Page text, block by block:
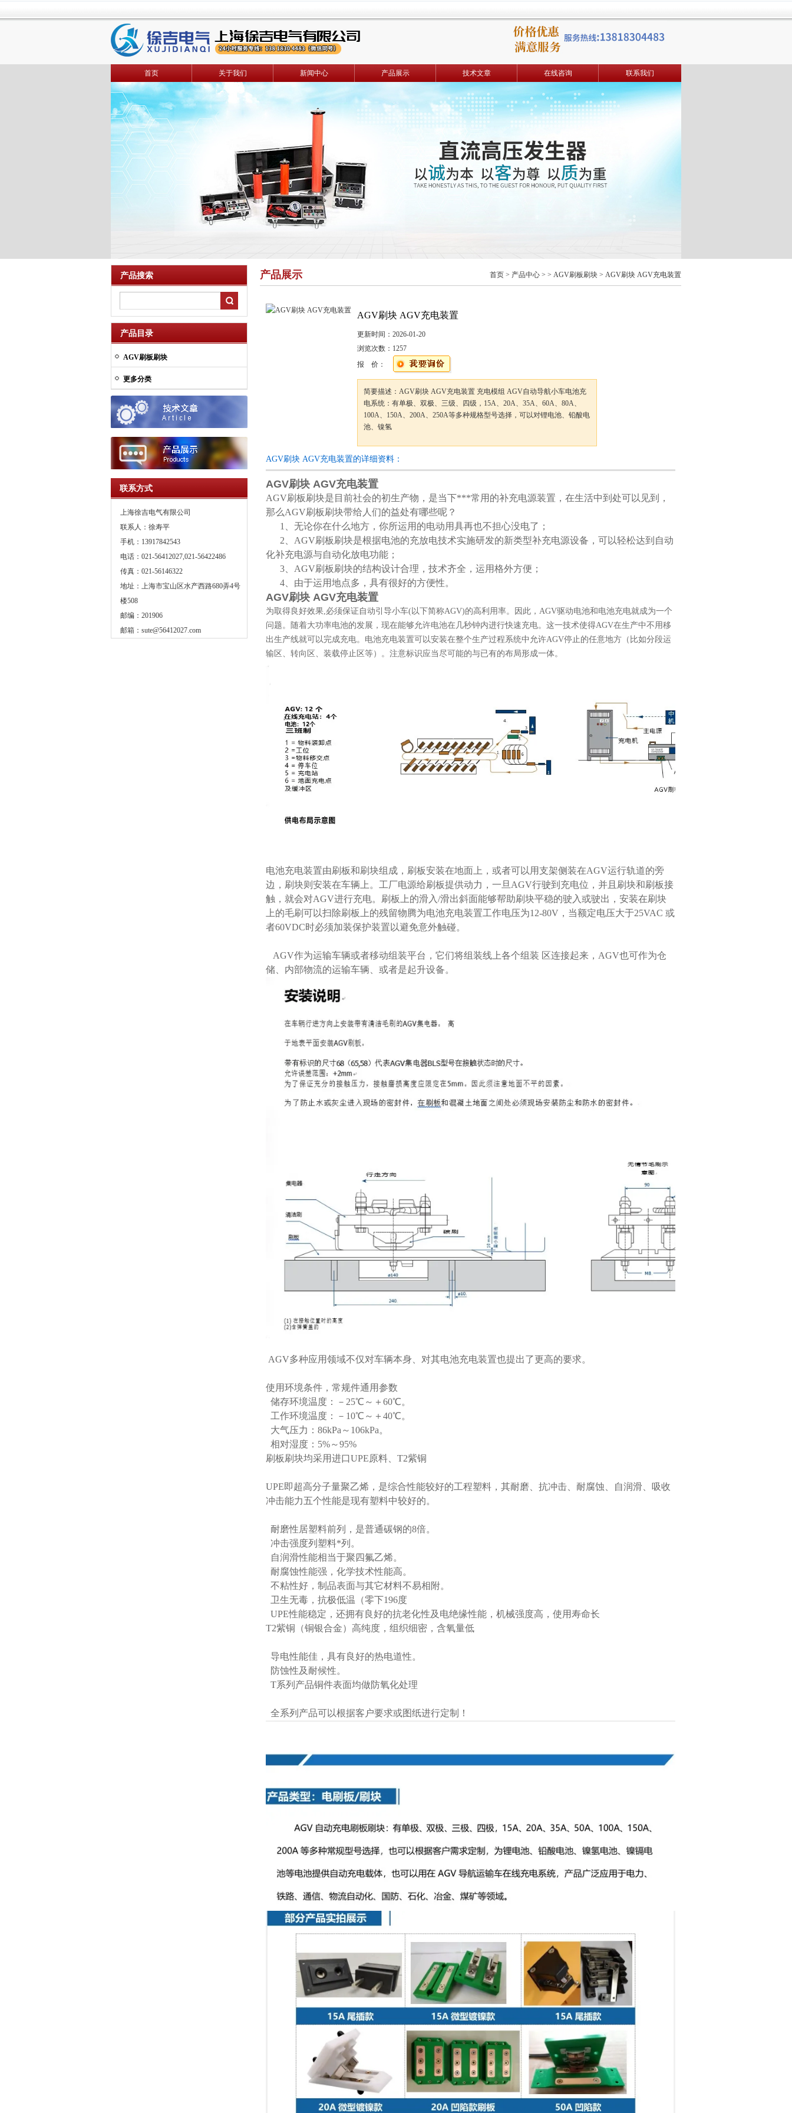
首页 关于我们 新闻中心 产品展示 技术文章 在线咨询 联系我们
产品搜索
产品目录
AGV刷板刷块
更多分类
联系方式
上海徐吉电气有限公司
联系人：徐寿平
手机：13917842543
电话：021-56412027,021-56422486
传真：021-56146322
地址：上海市宝山区水产西路680弄4号
楼508
邮编：201906
邮箱： sute@56412027.com
产品展示 首页 > 产品中心 > > AGV刷板刷块 > AGV刷块 AGV充电装置
AGV刷块 AGV充电装置
更新时间： 2026-01-20
浏览次数： 1257
报 价：
简要描述：AGV刷块 AGV充电装置 充电模组 AGV自动导航小车电池充
电系统：有单极、双极、三级、四级，15A、20A、35A、60A、80A、
100A、150A、200A、250A等多种规格型号选择，可以对锂电池、铅酸电
池、镍氢
AGV刷块 AGV充电装置的详细资料：
AGV刷块 AGV充电装置
AGV刷板刷块是目前社会的初生产物，是当下***常用的补充电源装置，在生活中到处可以见到，
那么AGV刷板刷块带给人们的益处有哪些呢？
1、无论你在什么地方，你所运用的电动用具再也不担心没电了；
2、AGV刷板刷块是根据电池的充放电技术实施研发的新类型补充电源设备，可以轻松达到自动
化补充电源与自动化放电功能；
3、AGV刷板刷块的结构设计合理，技术齐全，运用格外方便；
4、由于运用地点多，具有很好的方便性。
AGV刷块 AGV充电装置
为取得良好效果,必须保证自动引导小车(以下简称AGV)的高利用率。因此，AGV驱动电池和电池充电就成为一个
问题。随着大功率电池的发展，现在能够允许电池在几秒钟内进行快速充电。这一技术使得AGV在生产中不用移
出生产线就可以完成充电。电池充电装置可以安装在整个生产过程系统中允许AGV停止的任意地方（比如分段运
输区、转向区、装载停止区等）。注意标识应当尽可能的与已有的布局形成一体。
电池充电装置由刷板和刷块组成，刷板安装在地面上，或者可以用支架侧装在AGV运行轨道的旁
边，刷块则安装在车辆上。工厂电源给刷板提供动力，一旦AGV行驶到充电位，并且刷块和刷板接
触，就会对AGV进行充电。刷板上的滑入/滑出斜面能够帮助刷块平稳的驶入或驶出，安装在刷块
上的毛刷可以扫除刷板上的残留物腾为电池充电装置工作电压为12-80V，当额定电压大于25VAC 或
者60VDC时必须加装保护装置以避免意外触碰。
AGV作为运输车辆或者移动组装平台，它们将组装线上各个组装 区连接起来，AGV也可作为仓
储、内部物流的运输车辆、或者是起升设备。
AGV多种应用领域不仅对车辆本身、对其电池充电装置也提出了更高的要求。
使用环境条件，常规件通用参数
储存环境温度：－25℃～＋60℃。
工作环境温度：－10℃～＋40℃。
大气压力：86kPa～106kPa。
相对湿度：5%～95%
刷板刷块均采用进口UPE原料、T2紫铜
UPE即超高分子量聚乙烯，是综合性能较好的工程塑料，其耐磨、抗冲击、耐腐蚀、自润滑、吸收
冲击能力五个性能是现有塑料中较好的。
耐磨性居塑料前列，是普通碳钢的8倍。
冲击强度列塑料*列。
自润滑性能相当于聚四氟乙烯。
耐腐蚀性能强，化学技术性能高。
不粘性好，制品表面与其它材料不易相附。
卫生无毒，抗极低温（零下196度
UPE性能稳定，还拥有良好的抗老化性及电绝缘性能，机械强度高，使用寿命长
T2紫铜（铜银合金）高纯度，组织细密，含氧量低
导电性能佳，具有良好的热电道性。
防蚀性及耐候性。
T系列产品铜件表面均做防氧化处理
全系列产品可以根据客户要求或图纸进行定制！